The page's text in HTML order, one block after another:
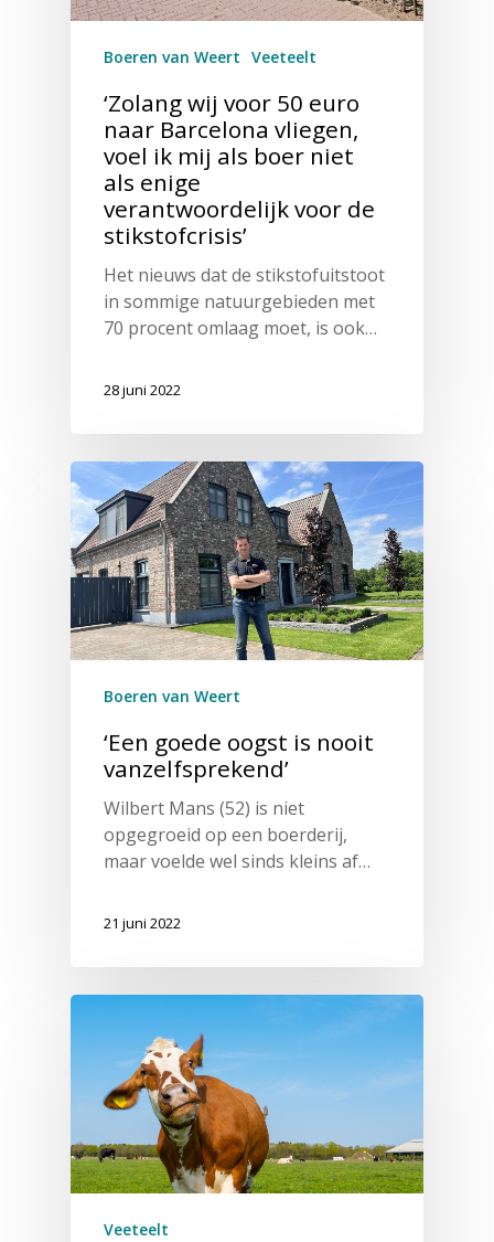
Boeren van Weert Veeteelt
‘Zolang wij voor 50 euro
naar Barcelona vliegen,
voel ik mij als boer niet
als enige
verantwoordelijk voor de
stikstofcrisis’
Het nieuws dat de stikstofuitstoot
in sommige natuurgebieden met
70 procent omlaag moet, is ook…
28 juni 2022
Boeren van Weert
‘Een goede oogst is nooit
vanzelfsprekend’
Wilbert Mans (52) is niet
opgegroeid op een boerderij,
maar voelde wel sinds kleins af…
21 juni 2022
Veeteelt